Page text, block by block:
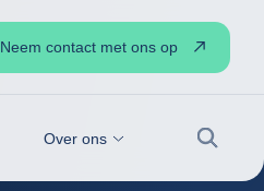
Over ons
Zoek
Neem contact met ons op